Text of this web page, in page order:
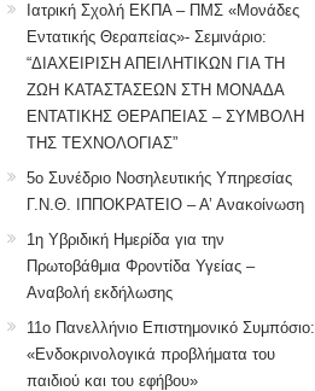
Ιατρική Σχολή ΕΚΠΑ – ΠΜΣ «Μονάδες
Εντατικής Θεραπείας»- Σεμινάριο:
“ΔΙΑΧΕΙΡΙΣΗ ΑΠΕΙΛΗΤΙΚΩΝ ΓΙΑ ΤΗ
ΖΩΗ ΚΑΤΑΣΤΑΣΕΩΝ ΣΤΗ ΜΟΝΑΔΑ
ΕΝΤΑΤΙΚΗΣ ΘΕΡΑΠΕΙΑΣ – ΣΥΜΒΟΛΗ
ΤΗΣ ΤΕΧΝΟΛΟΓΙΑΣ”
5ο Συνέδριο Νοσηλευτικής Υπηρεσίας
Γ.Ν.Θ. ΙΠΠΟΚΡΑΤΕΙΟ – Α’ Ανακοίνωση
1η Υβριδική Ημερίδα για την
Πρωτοβάθμια Φροντίδα Υγείας –
Αναβολή εκδήλωσης
11ο Πανελλήνιο Επιστημονικό Συμπόσιο:
«Ενδοκρινολογικά προβλήματα του
παιδιού και του εφήβου»